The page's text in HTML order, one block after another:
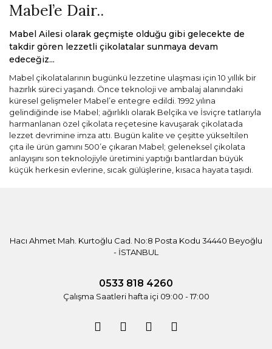
Mabel’e Dair..
Mabel Ailesi olarak geçmişte olduğu gibi gelecekte de
takdir gören lezzetli çikolatalar sunmaya devam
edeceğiz...
Mabel çikolatalarının bugünkü lezzetine ulaşması için 10 yıllık bir
hazırlık süreci yaşandı. Önce teknoloji ve ambalaj alanındaki
küresel gelişmeler Mabel’e entegre edildi. 1992 yılına
gelindiğinde ise Mabel; ağırlıklı olarak Belçika ve İsviçre tatlarıyla
harmanlanan özel çikolata reçetesine kavuşarak çikolatada
lezzet devrimine imza attı. Bugün kalite ve çeşitte yükseltilen
çıta ile ürün gamını 500’e çıkaran Mabel; geleneksel çikolata
anlayışını son teknolojiyle üretimini yaptığı bantlardan büyük
küçük herkesin evlerine, sıcak gülüşlerine, kısaca hayata taşıdı.
Hacı Ahmet Mah. Kurtoğlu Cad. No:8 Posta Kodu 34440 Beyoğlu
- İSTANBUL
0533 818 4260
Çalışma Saatleri hafta içi 09:00 - 17:00